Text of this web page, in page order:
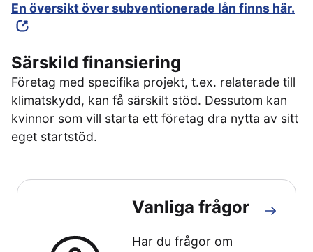
En översikt över subventionerade lån finns här.
Särskild finansiering
Företag med specifika projekt, t.ex. relaterade till
klimatskydd, kan få särskilt stöd. Dessutom kan
kvinnor som vill starta ett företag dra nytta av sitt
eget startstöd.
Vanliga frågor
Har du frågor om